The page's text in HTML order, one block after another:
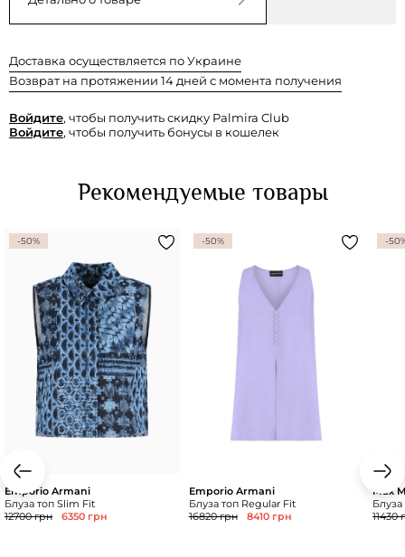
Доставка осуществляется по Украине
Возврат на протяжении 14 дней с момента получения
Войдите, чтобы получить скидку Palmira Club
Войдите, чтобы получить бонусы в кошелек
Рекомендуемые товары
-50%
Emporio Armani
Блуза топ Slim Fit
12700 грн
6350 грн
-50%
Emporio Armani
Блуза топ Regular Fit
16820 грн
8410 грн
-
Max
11430